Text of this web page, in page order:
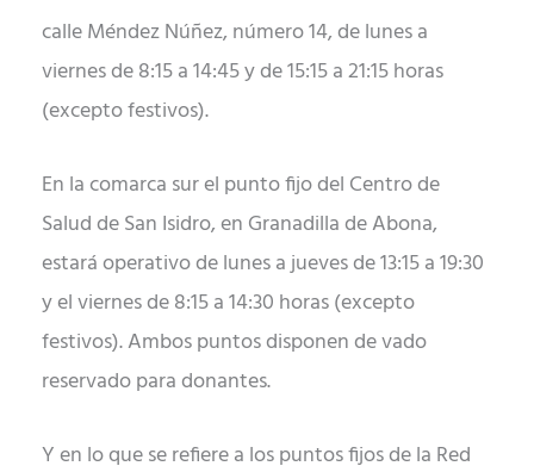
calle Méndez Núñez, número 14, de lunes a
viernes de 8:15 a 14:45 y de 15:15 a 21:15 horas
(excepto festivos).
En la comarca sur el punto fijo del Centro de
Salud de San Isidro, en Granadilla de Abona,
estará operativo de lunes a jueves de 13:15 a 19:30
y el viernes de 8:15 a 14:30 horas (excepto
festivos). Ambos puntos disponen de vado
reservado para donantes.
Y en lo que se refiere a los puntos fijos de la Red